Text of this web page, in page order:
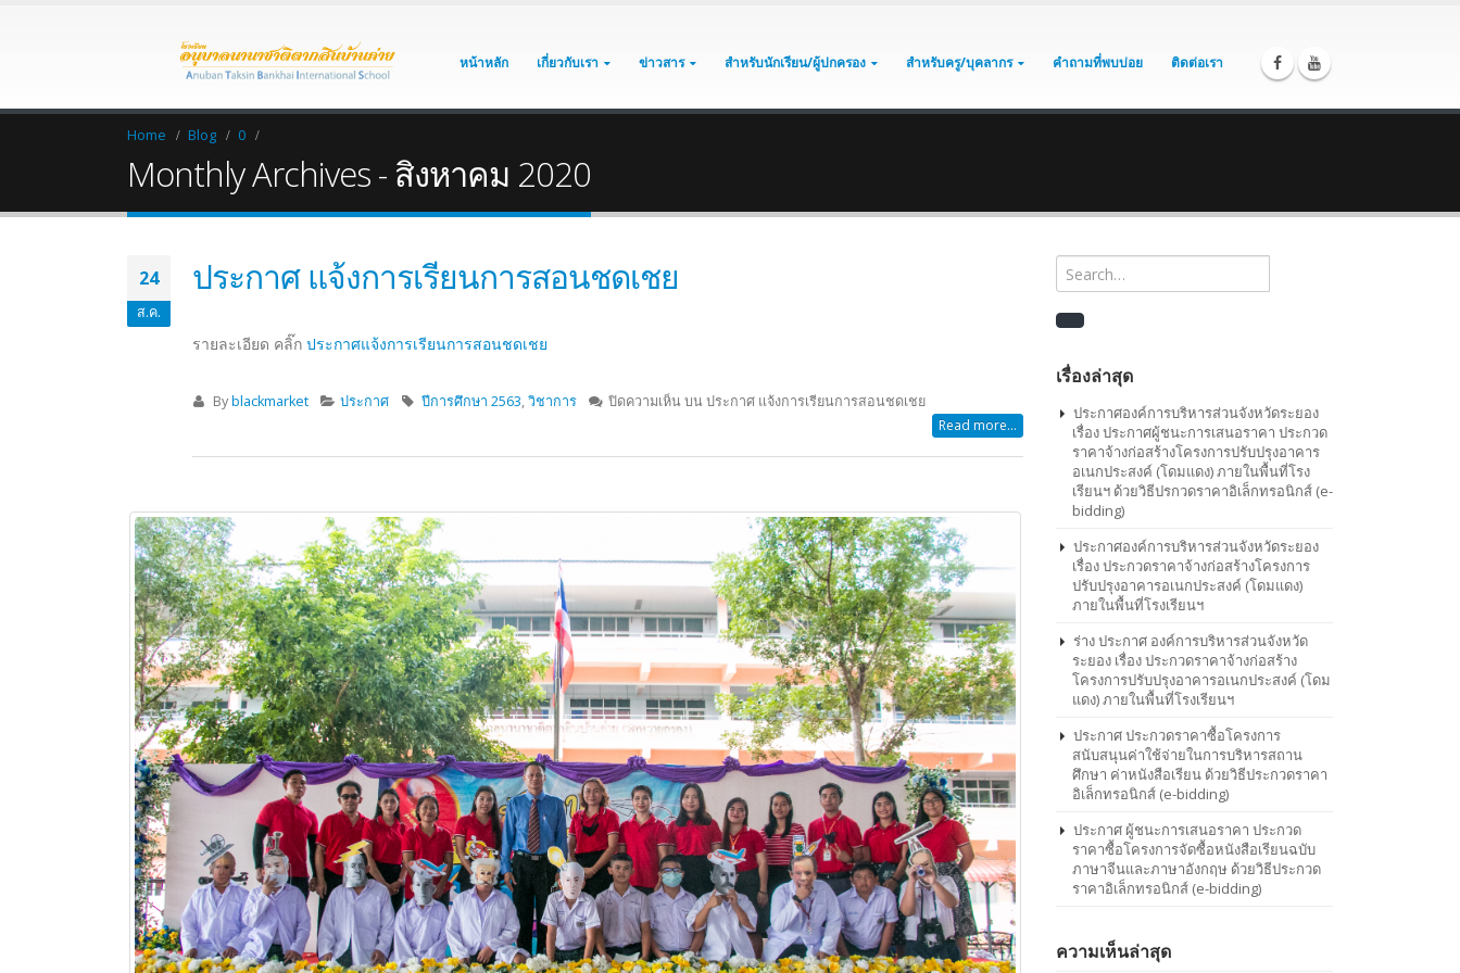
หน้าหลัก เกี่ยวกับเรา ข่าวสาร สำหรับนักเรียน/ผู้ปกครอง สำหรับครู/บุคลากร คำถามที่พบบ่อย ติดต่อเรา
Home Blog 0
Monthly Archives - สิงหาคม 2020
24
ส.ค.
ประกาศ แจ้งการเรียนการสอนชดเชย
รายละเอียด คลิ๊ก ประกาศแจ้งการเรียนการสอนชดเชย
Byblackmarket ประกาศ ปีการศึกษา 2563,วิชาการ ปิดความเห็นบน ประกาศ แจ้งการเรียนการสอนชดเชย
Read more...
เรื่องล่าสุด
ประกาศองค์การบริหารส่วนจังหวัดระยอง
เรื่อง ประกาศผู้ชนะการเสนอราคา ประกวด
ราคาจ้างก่อสร้างโครงการปรับปรุงอาคาร
อเนกประสงค์ (โดมแดง) ภายในพื้นที่โรง
เรียนฯ ด้วยวิธีปรกวดราคาอิเล็กทรอนิกส์ (e-
bidding)
ประกาศองค์การบริหารส่วนจังหวัดระยอง
เรื่อง ประกวดราคาจ้างก่อสร้างโครงการ
ปรับปรุงอาคารอเนกประสงค์ (โดมแดง)
ภายในพื้นที่โรงเรียนฯ
ร่าง ประกาศ องค์การบริหารส่วนจังหวัด
ระยอง เรื่อง ประกวดราคาจ้างก่อสร้าง
โครงการปรับปรุงอาคารอเนกประสงค์ (โดม
แดง) ภายในพื้นที่โรงเรียนฯ
ประกาศ ประกวดราคาซื้อโครงการ
สนับสนุนค่าใช้จ่ายในการบริหารสถาน
ศึกษา ค่าหนังสือเรียน ด้วยวิธีประกวดราคา
อิเล็กทรอนิกส์ (e-bidding)
ประกาศ ผู้ชนะการเสนอราคา ประกวด
ราคาซื้อโครงการจัดซื้อหนังสือเรียนฉบับ
ภาษาจีนและภาษาอังกฤษ ด้วยวิธีประกวด
ราคาอิเล็กทรอนิกส์ (e-bidding)
ความเห็นล่าสุด